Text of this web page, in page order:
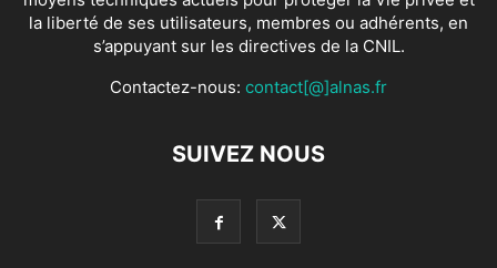
la liberté de ses utilisateurs, membres ou adhérents, en
s’appuyant sur les directives de la CNIL.
Contactez-nous: contact[@]alnas.fr
SUIVEZ NOUS